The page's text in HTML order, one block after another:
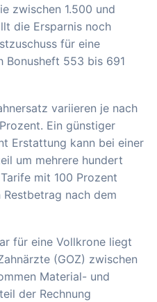
zwischen 1.500 und
die Ersparnis noch
für eine
Bonusheft 553 bis 691
variieren je nach
Ein günstiger
Erstattung kann bei einer
um mehrere hundert
mit 100 Prozent
nach dem
für eine Vollkrone liegt
(GOZ) zwischen
Material- und
der Rechnung